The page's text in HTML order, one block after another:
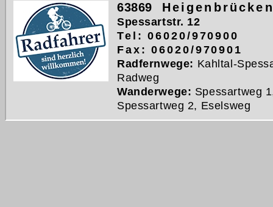
63869
Spessartstr. 12
Tel: 06020/970900
Fax: 06020/970901
Radfernwege: Kahltal-
Radweg
Wanderwege: Spessartweg
Spessartweg 2, Eselsweg